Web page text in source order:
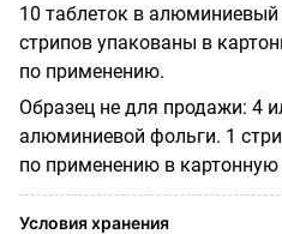
10 таблеток в алюминиевый
стрипов упакованы в
по применению.
Образец не для продажи: 4
алюминиевой фольги. 1
по применению в картонную
Условия хранения